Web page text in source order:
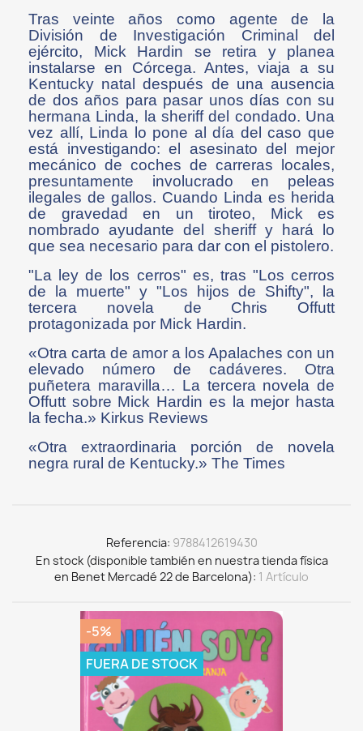
Tras veinte años como agente de la
División de Investigación Criminal del
ejército, Mick Hardin se retira y planea
instalarse en Córcega. Antes, viaja a su
Kentucky natal después de una ausencia
de dos años para pasar unos días con su
hermana Linda, la sheriff del condado. Una
vez allí, Linda lo pone al día del caso que
está investigando: el asesinato del mejor
mecánico de coches de carreras locales,
presuntamente involucrado en peleas
ilegales de gallos. Cuando Linda es herida
de gravedad en un tiroteo, Mick es
nombrado ayudante del sheriff y hará lo
que sea necesario para dar con el pistolero.
"La ley de los cerros" es, tras "Los cerros
de la muerte" y "Los hijos de Shifty", la
tercera novela de Chris Offutt
protagonizada por Mick Hardin.
«Otra carta de amor a los Apalaches con un
elevado número de cadáveres. Otra
puñetera maravilla… La tercera novela de
Offutt sobre Mick Hardin es la mejor hasta
la fecha.» Kirkus Reviews
«Otra extraordinaria porción de novela
negra rural de Kentucky.» The Times
Referencia 9788412619430
En stock (disponible también en nuestra tienda física
en Benet Mercadé 22 de Barcelona) 1 Artículo
-5%
FUERA DE STOCK